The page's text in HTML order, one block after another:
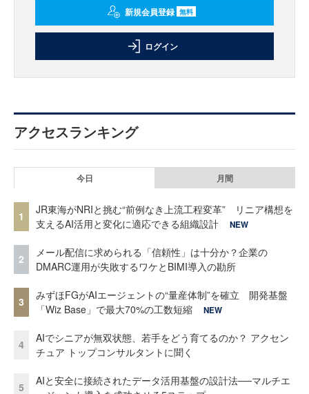
新規会員登録 無料
ログイン
アクセスランキング
今日 月間
1
JR東海がNRIと挑む“前例なき上流工程変革” リニア構想を
支えるAI活用と変化に適応できる組織設計
NEW
2
メール配信に求められる「信頼性」は十分か？企業の
DMARC運用が失敗するワケとBIMI導入の勘所
3
みずほFGがAIエージェントの“量産体制”を確立 開発基盤
「Wiz Base」で最大70%の工数短縮
NEW
4
AIでシニアが無双状態、若手をどう育てるのか？ アクセン
チュア トップコンサルタントに聞く
5
AIと安全に接続されたデータ活用基盤の設計法──マルチエ